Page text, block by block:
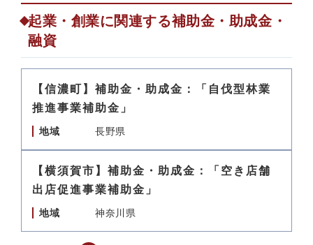
起業・創業に関連する補助金・助成金・
融資
【信濃町】補助金・助成金：「自伐型林業
推進事業補助金」
地域 長野県
【横須賀市】補助金・助成金：「空き店舗
出店促進事業補助金」
地域 神奈川県